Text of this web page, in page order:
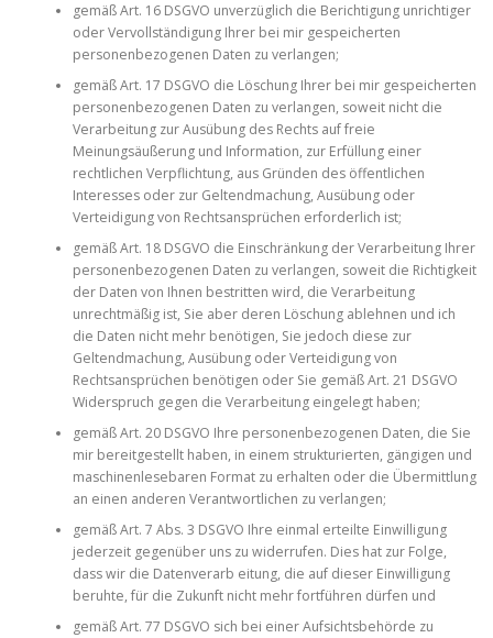
gemäß Art. 16 DSGVO unverzüglich die Berichtigung unrichtiger
oder Vervollständigung Ihrer bei mir gespeicherten
personenbezogenen Daten zu verlangen;
gemäß Art. 17 DSGVO die Löschung Ihrer bei mir gespeicherten
personenbezogenen Daten zu verlangen, soweit nicht die
Verarbeitung zur Ausübung des Rechts auf freie
Meinungsäußerung und Information, zur Erfüllung einer
rechtlichen Verpflichtung, aus Gründen des öffentlichen
Interesses oder zur Geltendmachung, Ausübung oder
Verteidigung von Rechtsansprüchen erforderlich ist;
gemäß Art. 18 DSGVO die Einschränkung der Verarbeitung Ihrer
personenbezogenen Daten zu verlangen, soweit die Richtigkeit
der Daten von Ihnen bestritten wird, die Verarbeitung
unrechtmäßig ist, Sie aber deren Löschung ablehnen und ich
die Daten nicht mehr benötigen, Sie jedoch diese zur
Geltendmachung, Ausübung oder Verteidigung von
Rechtsansprüchen benötigen oder Sie gemäß Art. 21 DSGVO
Widerspruch gegen die Verarbeitung eingelegt haben;
gemäß Art. 20 DSGVO Ihre personenbezogenen Daten, die Sie
mir bereitgestellt haben, in einem strukturierten, gängigen und
maschinenlesebaren Format zu erhalten oder die Übermittlung
an einen anderen Verantwortlichen zu verlangen;
gemäß Art. 7 Abs. 3 DSGVO Ihre einmal erteilte Einwilligung
jederzeit gegenüber uns zu widerrufen. Dies hat zur Folge,
dass wir die Datenverarb eitung, die auf dieser Einwilligung
beruhte, für die Zukunft nicht mehr fortführen dürfen und
gemäß Art. 77 DSGVO sich bei einer Aufsichtsbehörde zu